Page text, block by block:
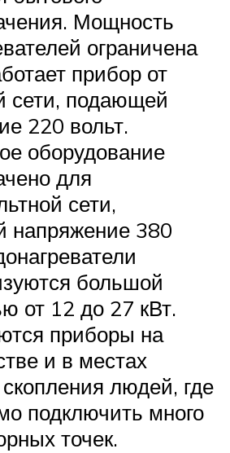
Мощность
ограничена
прибор от
сети, подающей
220 вольт.
оборудование
для
сети,
напряжение 380
большой
от 12 до 27 кВт.
приборы на
и в местах
людей, где
подключить много
точек.